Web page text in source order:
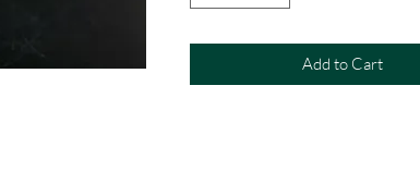
Add to Cart